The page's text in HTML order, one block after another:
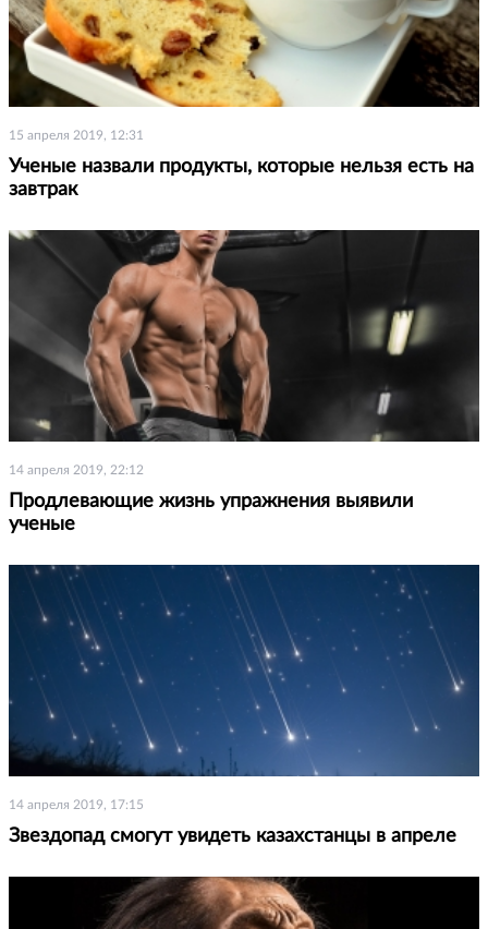
15 апреля 2019, 12:31
Ученые назвали продукты, которые нельзя есть на
завтрак
14 апреля 2019, 22:12
Продлевающие жизнь упражнения выявили
ученые
14 апреля 2019, 17:15
Звездопад смогут увидеть казахстанцы в апреле